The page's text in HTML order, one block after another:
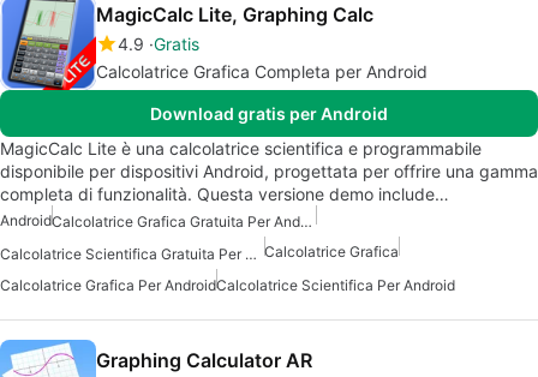
MagicCalc Lite, Graphing Calc
4.9 Gratis
Calcolatrice Grafica Completa per Android
Download gratis per Android
MagicCalc Lite è una calcolatrice scientifica e programmabile
disponibile per dispositivi Android, progettata per offrire una gamma
completa di funzionalità. Questa versione demo include…
Android
Calcolatrice Grafica Gratuita Per Android
Calcolatrice Scientifica Gratuita Per Android Calcolatrice Grafica
Calcolatrice Grafica Per AndroidCalcolatrice Scientifica Per Android
Graphing Calculator AR